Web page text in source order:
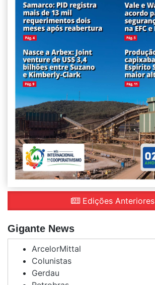
Edições Anteriores
Gigante News
ArcelorMittal
Colunistas
Gerdau